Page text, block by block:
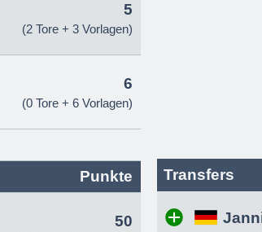
5
(2 Tore + 3 Vorlagen)
6
(0 Tore + 6 Vorlagen)
Punkte
50
Transfers